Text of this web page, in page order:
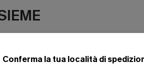
Conferma la tua località di